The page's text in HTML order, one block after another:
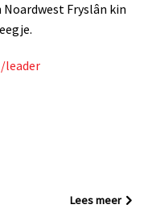
Fryslân kin
leader
Lees meer